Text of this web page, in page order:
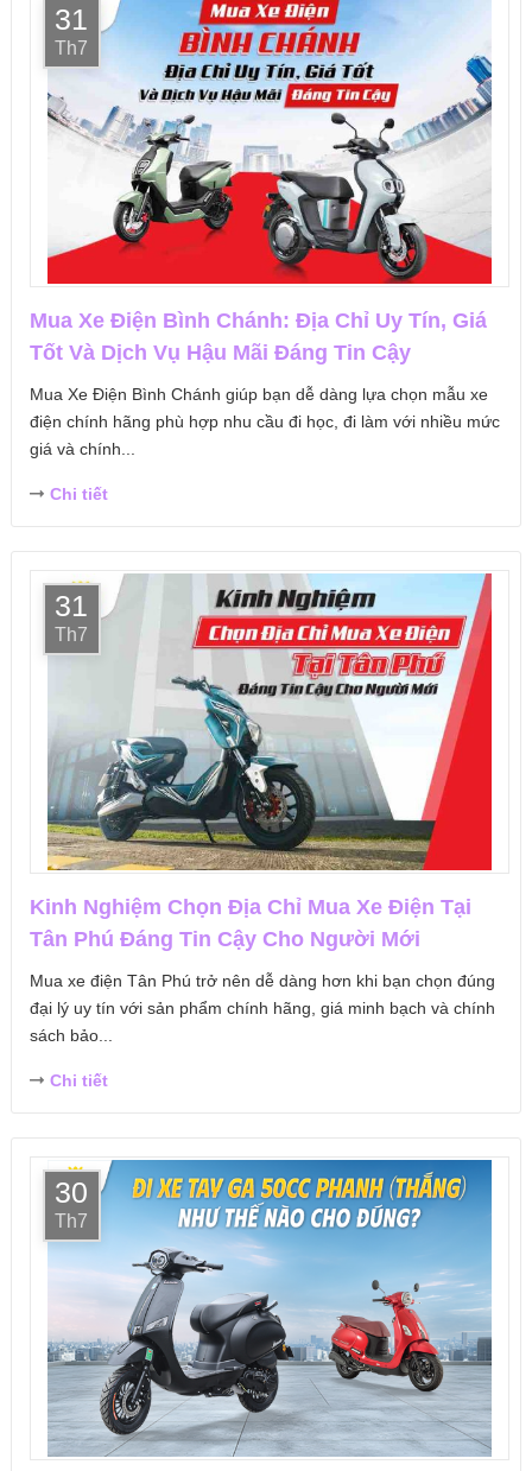
31
Th7
Mua Xe Điện Bình Chánh: Địa Chỉ Uy Tín, Giá
Tốt Và Dịch Vụ Hậu Mãi Đáng Tin Cậy
Mua Xe Điện Bình Chánh giúp bạn dễ dàng lựa chọn mẫu xe
điện chính hãng phù hợp nhu cầu đi học, đi làm với nhiều mức
giá và chính...
Chi tiết
31
Th7
Kinh Nghiệm Chọn Địa Chỉ Mua Xe Điện Tại
Tân Phú Đáng Tin Cậy Cho Người Mới
Mua xe điện Tân Phú trở nên dễ dàng hơn khi bạn chọn đúng
đại lý uy tín với sản phẩm chính hãng, giá minh bạch và chính
sách bảo...
Chi tiết
30
Th7